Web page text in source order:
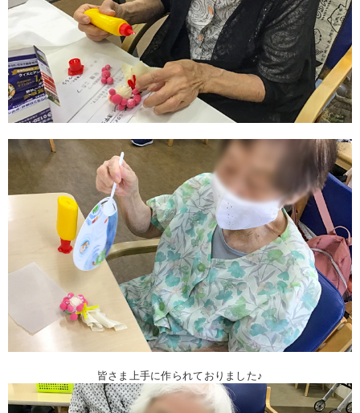
皆さま上手に作られておりました♪